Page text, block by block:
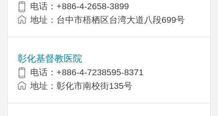
电话：+886-4-2658-3899
地址：台中市梧栖区台湾大道八段699号
彰化基督教医院
电话：+886-4-7238595-8371
地址：彰化市南校街135号